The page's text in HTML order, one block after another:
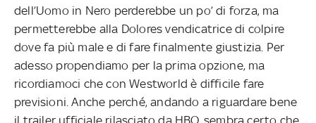
dell’Uomo in Nero perderebbe un po’ di forza, ma
permetterebbe alla Dolores vendicatrice di colpire
dove fa più male e di fare finalmente giustizia. Per
adesso propendiamo per la prima opzione, ma
ricordiamoci che con Westworld è difficile fare
previsioni. Anche perché, andando a riguardare bene
il trailer ufficiale rilasciato da HBO, sembra certo che